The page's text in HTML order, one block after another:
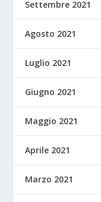
Settembre 2021
Agosto 2021
Luglio 2021
Giugno 2021
Maggio 2021
Aprile 2021
Marzo 2021